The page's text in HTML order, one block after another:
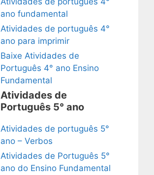
ano fundamental
Atividades de português 4°
ano para imprimir
Baixe Atividades de
Português 4° ano Ensino
Fundamental
Atividades de
Português 5° ano
Atividades de português 5°
ano – Verbos
Atividades de Português 5°
ano do Ensino Fundamental